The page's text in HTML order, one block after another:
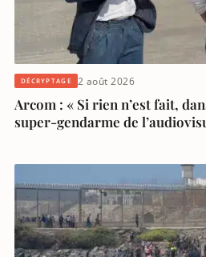
DÉCRYPTAGE 2 août 2026
Arcom : « Si rien n’est fait,
super-gendarme de